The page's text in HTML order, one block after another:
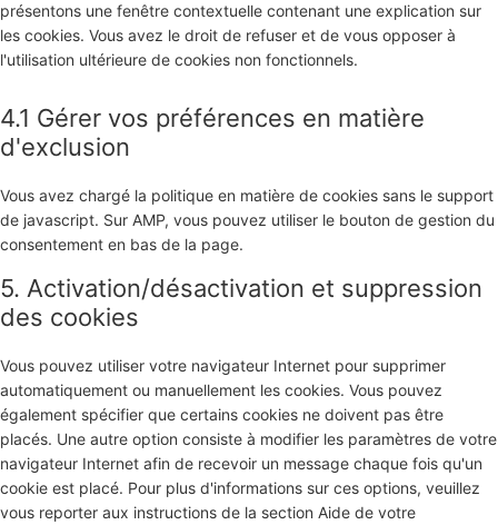
présentons une fenêtre contextuelle contenant une explication sur
les cookies. Vous avez le droit de refuser et de vous opposer à
l'utilisation ultérieure de cookies non fonctionnels.
4.1 Gérer vos préférences en matière
d'exclusion
Vous avez chargé la politique en matière de cookies sans le support
de javascript. Sur AMP, vous pouvez utiliser le bouton de gestion du
consentement en bas de la page.
5. Activation/désactivation et suppression
des cookies
Vous pouvez utiliser votre navigateur Internet pour supprimer
automatiquement ou manuellement les cookies. Vous pouvez
également spécifier que certains cookies ne doivent pas être
placés. Une autre option consiste à modifier les paramètres de votre
navigateur Internet afin de recevoir un message chaque fois qu'un
cookie est placé. Pour plus d'informations sur ces options, veuillez
vous reporter aux instructions de la section Aide de votre